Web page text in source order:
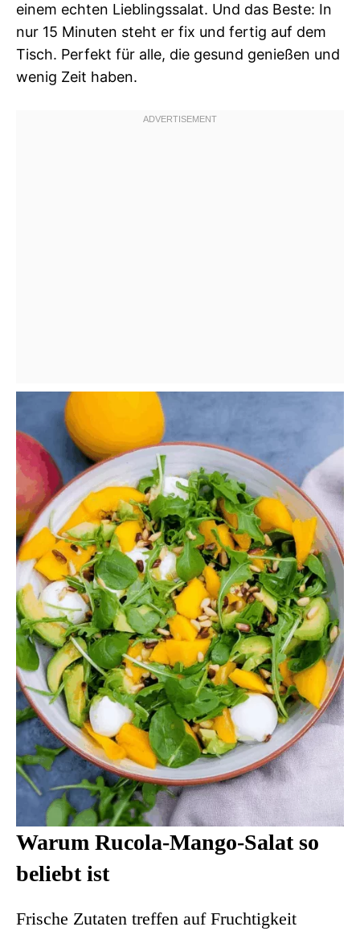
einem echten Lieblingssalat. Und das Beste: In
nur 15 Minuten steht er fix und fertig auf dem
Tisch. Perfekt für alle, die gesund genießen und
wenig Zeit haben.
Warum Rucola-Mango-Salat so
beliebt ist
Frische Zutaten treffen auf Fruchtigkeit